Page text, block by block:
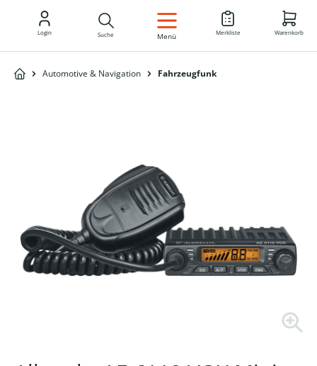
DE
Login Suche Menü Merkliste Warenkorb
Automotive & Navigation Fahrzeugfunk